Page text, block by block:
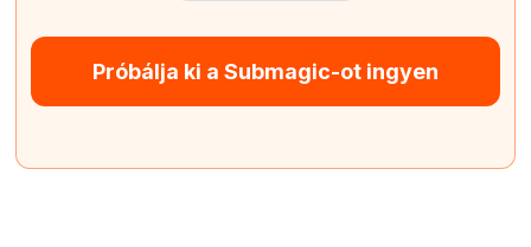
Próbálja ki a Submagic-ot ingyen